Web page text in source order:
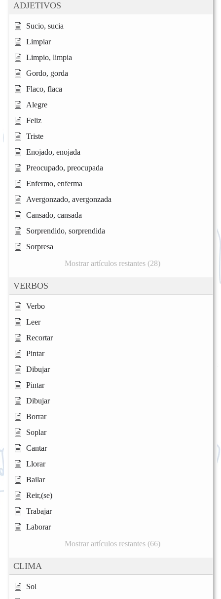
ADJETIVOS
Sucio, sucia
Limpiar
Limpio, limpia
Gordo, gorda
Flaco, flaca
Alegre
Feliz
Triste
Enojado, enojada
Preocupado, preocupada
Enfermo, enferma
Avergonzado, avergonzada
Cansado, cansada
Sorprendido, sorprendida
Sorpresa
Mostrar artículos restantes (28)
VERBOS
Verbo
Leer
Recortar
Pintar
Dibujar
Pintar
Dibujar
Borrar
Soplar
Cantar
Llorar
Bailar
Reir,(se)
Trabajar
Laborar
Mostrar artículos restantes (66)
CLIMA
Sol